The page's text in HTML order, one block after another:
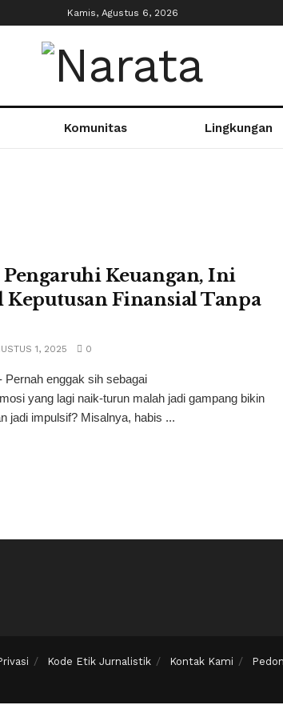
Kamis, Agustus 6, 2026
Komunitas Lingkungan
Pengaruhi Keuangan, Ini
Keputusan Finansial Tanpa
1, 2025 0
Pernah enggak sih sebagai
yang lagi naik-turun malah jadi gampang bikin
jadi impulsif? Misalnya, habis ...
Kode Etik Jurnalistik Kontak Kami